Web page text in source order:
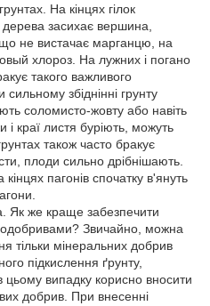
На кінцях гілок
засихає вершина,
не вистачає марганцю, на
хлороз. На лужних і погано
такого важливого
збіднінні грунту
соломисто-жовту або навіть
і краї листя буріють, можуть
також часто бракує
плоди сильно дрібнішають.
кінцях пагонів спочатку в'януть
Як же краще забезпечити
Звичайно, можна
тільки мінеральних добрив
підкислення ґрунту,
цьому випадку корисно вносити
добрив. При внесенні